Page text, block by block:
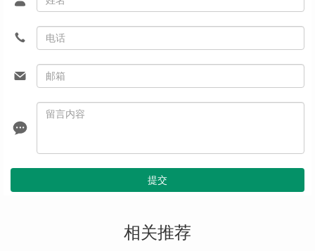
提交
相关推荐